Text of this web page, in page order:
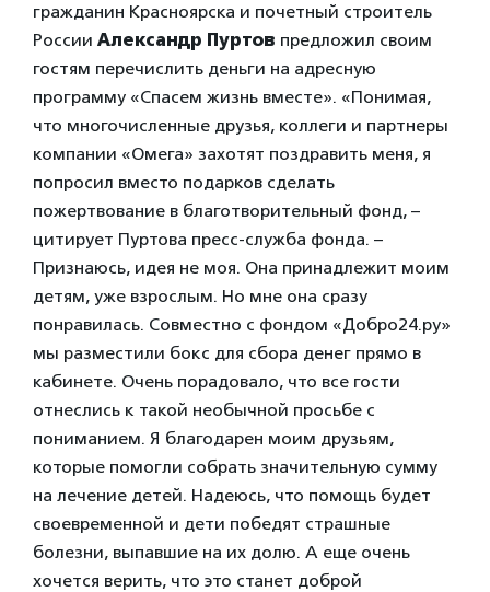
гражданин Красноярска и почетный строитель
России Александр Пуртов предложил своим
гостям перечислить деньги на адресную
программу «Спасем жизнь вместе». «Понимая,
что многочисленные друзья, коллеги и партнеры
компании «Омега» захотят поздравить меня, я
попросил вместо подарков сделать
пожертвование в благотворительный фонд, –
цитирует Пуртова пресс-служба фонда. –
Признаюсь, идея не моя. Она принадлежит моим
детям, уже взрослым. Но мне она сразу
понравилась. Совместно с фондом «Добро24.ру»
мы разместили бокс для сбора денег прямо в
кабинете. Очень порадовало, что все гости
отнеслись к такой необычной просьбе с
пониманием. Я благодарен моим друзьям,
которые помогли собрать значительную сумму
на лечение детей. Надеюсь, что помощь будет
своевременной и дети победят страшные
болезни, выпавшие на их долю. А еще очень
хочется верить, что это станет доброй